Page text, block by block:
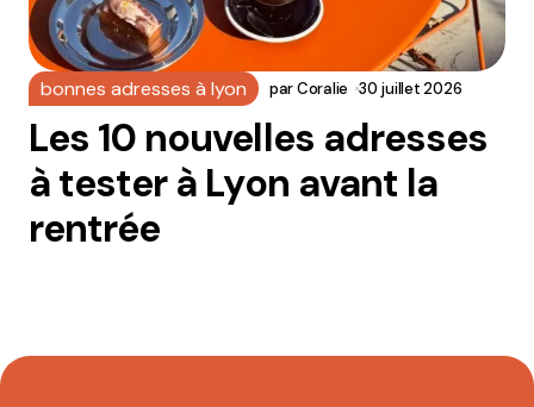
bonnes adresses à lyon parCoralie 30 juillet 2026
Les 10 nouvelles adresses
à tester à Lyon avant la
rentrée